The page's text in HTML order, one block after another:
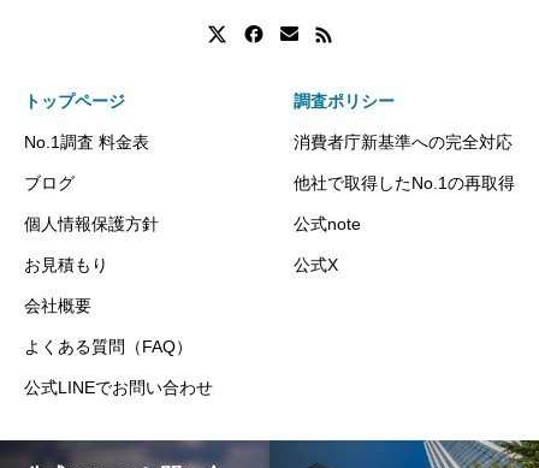
トップページ
No.1調査 料金表
ブログ
個人情報保護方針
お見積もり
会社概要
よくある質問（FAQ）
公式LINEでお問い合わせ
調査ポリシー
消費者庁新基準への完全対応
他社で取得したNo.1の再取得
公式note
公式X